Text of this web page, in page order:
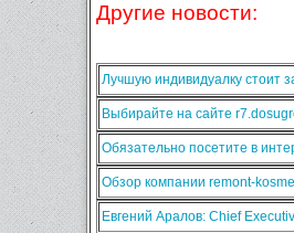
Другие новости:
Лучшую индивидуалку стоит
Выбирайте на сайте
Обязательно посетите в
Обзор компании remont-
Евгений Аралов: Chief